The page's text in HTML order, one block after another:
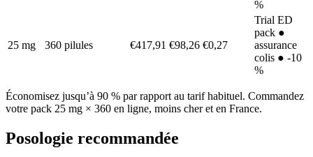
%
25 mg 360 pilules €417,91 €98,26 €0,27
Trial ED
pack ●
assurance
colis ● -10
%
Économisez jusqu’à 90 % par rapport au tarif habituel. Commandez
votre pack 25 mg × 360 en ligne, moins cher et en France.
Posologie recommandée